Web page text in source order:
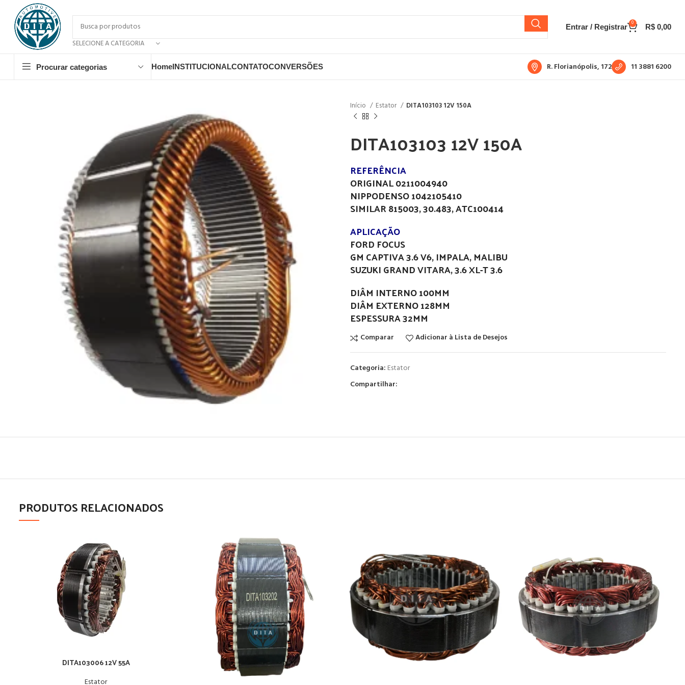
SELECIONE A CATEGORIA
Entrar / Registrar 0 R$ 0,00
Procurar categorias HomeINSTITUCIONALCONTATOCONVERSÕES R. Florianópolis, 172 11 3881 6200
Início Estator DITA103103 12V 150A
DITA103103 12V 150A
REFERÊNCIA
ORIGINAL 0211004940
NIPPODENSO 1042105410
SIMILAR 815003, 30.483, ATC100414
APLICAÇÃO
FORD FOCUS
GM CAPTIVA 3.6 V6, IMPALA, MALIBU
SUZUKI GRAND VITARA, 3.6 XL-T 3.6
DIÂM INTERNO 100MM
DIÂM EXTERNO 128MM
ESPESSURA 32MM
Comparar Adicionar à Lista de Desejos
Categoria: Estator
Compartilhar:
PRODUTOS RELACIONADOS
DITA103006 12V 55A
Estator